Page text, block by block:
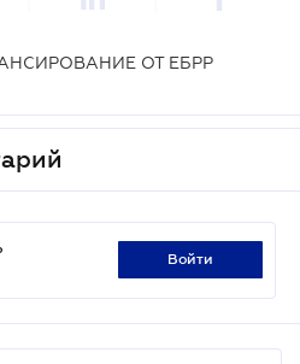
ОТ ЕБРР
войти